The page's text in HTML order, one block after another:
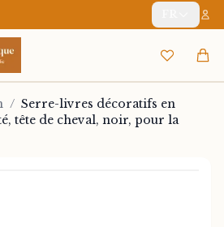
/ Serre-livres décoratifs en
tête de cheval, noir, pour la